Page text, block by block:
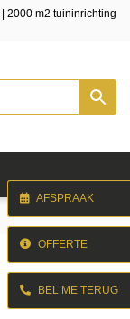
| 2000 m2 tuininrichting
AFSPRAAK
OFFERTE
BEL ME TERUG